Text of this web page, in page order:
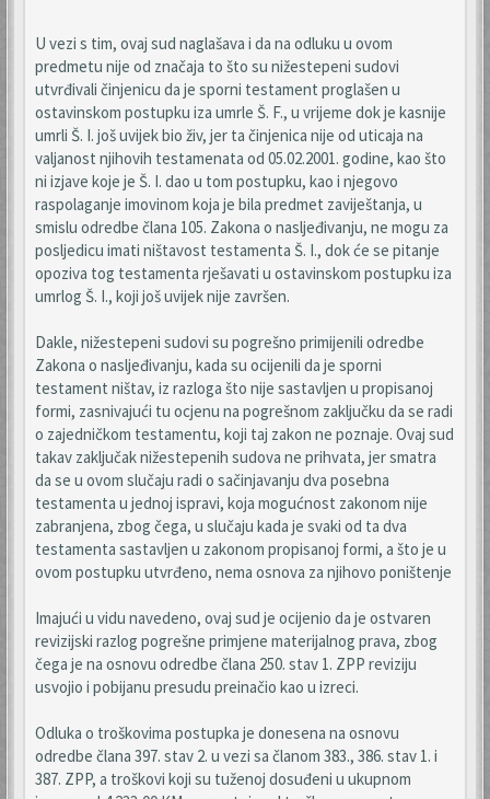
U vezi s tim, ovaj sud naglašava i da na odluku u ovom
predmetu nije od značaja to što su nižestepeni sudovi
utvrđivali činjenicu da je sporni testament proglašen u
ostavinskom postupku iza umrle Š. F., u vrijeme dok je kasnije
umrli Š. I. još uvijek bio živ, jer ta činjenica nije od uticaja na
valjanost njihovih testamenata od 05.02.2001. godine, kao što
ni izjave koje je Š. I. dao u tom postupku, kao i njegovo
raspolaganje imovinom koja je bila predmet zaviještanja, u
smislu odredbe člana 105. Zakona o nasljeđivanju, ne mogu za
posljedicu imati ništavost testamenta Š. I., dok će se pitanje
opoziva tog testamenta rješavati u ostavinskom postupku iza
umrlog Š. I., koji još uvijek nije završen.
Dakle, nižestepeni sudovi su pogrešno primijenili odredbe
Zakona o nasljeđivanju, kada su ocijenili da je sporni
testament ništav, iz razloga što nije sastavljen u propisanoj
formi, zasnivajući tu ocjenu na pogrešnom zaključku da se radi
o zajedničkom testamentu, koji taj zakon ne poznaje. Ovaj sud
takav zaključak nižestepenih sudova ne prihvata, jer smatra
da se u ovom slučaju radi o sačinjavanju dva posebna
testamenta u jednoj ispravi, koja mogućnost zakonom nije
zabranjena, zbog čega, u slučaju kada je svaki od ta dva
testamenta sastavljen u zakonom propisanoj formi, a što je u
ovom postupku utvrđeno, nema osnova za njihovo poništenje
Imajući u vidu navedeno, ovaj sud je ocijenio da je ostvaren
revizijski razlog pogrešne primjene materijalnog prava, zbog
čega je na osnovu odredbe člana 250. stav 1. ZPP reviziju
usvojio i pobijanu presudu preinačio kao u izreci.
Odluka o troškovima postupka je donesena na osnovu
odredbe člana 397. stav 2. u vezi sa članom 383., 386. stav 1. i
387. ZPP, a troškovi koji su tuženoj dosuđeni u ukupnom